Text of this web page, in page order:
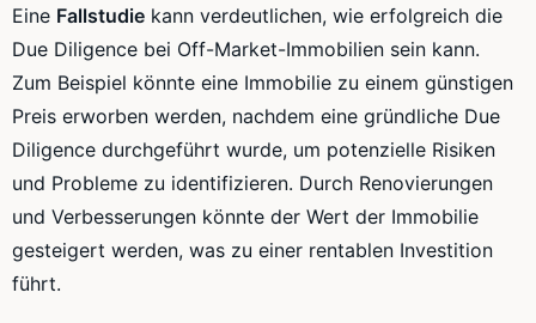
Eine Fallstudie kann verdeutlichen, wie erfolgreich die
Due Diligence bei Off-Market-Immobilien sein kann.
Zum Beispiel könnte eine Immobilie zu einem günstigen
Preis erworben werden, nachdem eine gründliche Due
Diligence durchgeführt wurde, um potenzielle Risiken
und Probleme zu identifizieren. Durch Renovierungen
und Verbesserungen könnte der Wert der Immobilie
gesteigert werden, was zu einer rentablen Investition
führt.